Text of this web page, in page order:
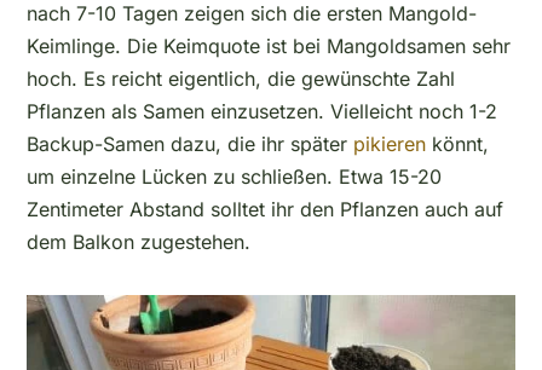
nach 7-10 Tagen zeigen sich die ersten Mangold-
Keimlinge. Die Keimquote ist bei Mangoldsamen sehr
hoch. Es reicht eigentlich, die gewünschte Zahl
Pflanzen als Samen einzusetzen. Vielleicht noch 1-2
Backup-Samen dazu, die ihr später pikieren könnt,
um einzelne Lücken zu schließen. Etwa 15-20
Zentimeter Abstand solltet ihr den Pflanzen auch auf
dem Balkon zugestehen.